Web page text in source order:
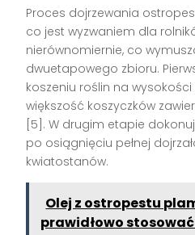
Proces dojrzewania
co jest wyzwaniem dla
nierównomiernie, co
dwuetapowego zbioru.
koszeniu roślin na
większość koszyczków
[5]. W drugim etapie
po osiągnięciu pełnej
kwiatostanów.
Olej z ostropestu
prawidłowo